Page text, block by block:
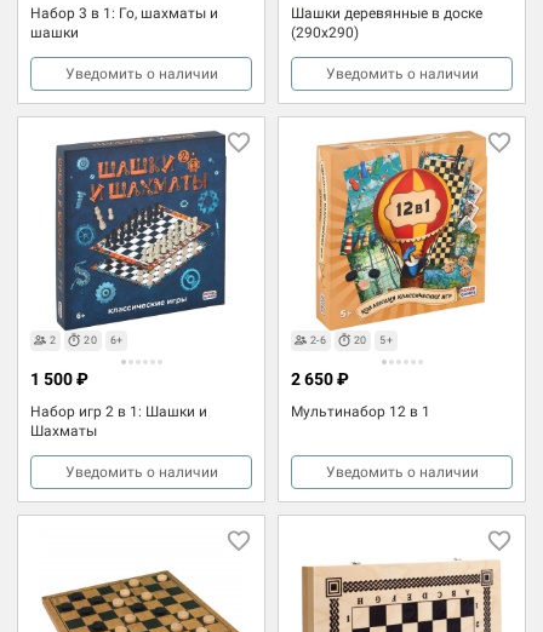
Набор 3 в 1: Го, шахматы и
шашки
Уведомить о наличии
Шашки деревянные в доске
(290x290)
Уведомить о наличии
2 20 6+
Набор игр 2 в 1: Шашки и
Шахматы
1 500 ₽
Уведомить о наличии
2-6 20 5+
Мультинабор 12 в 1
2 650 ₽
Уведомить о наличии